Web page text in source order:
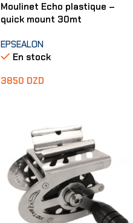
Moulinet Echo plastique –
quick mount 30mt
EPSEALON
En stock
3850 DZD